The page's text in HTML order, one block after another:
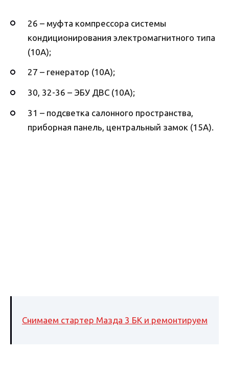
26 – муфта компрессора системы
кондиционирования электромагнитного типа
(10А);
27 – генератор (10А);
30, 32-36 – ЭБУ ДВС (10А);
31 – подсветка салонного пространства,
приборная панель, центральный замок (15А).
Снимаем стартер Мазда 3 БК и ремонтируем